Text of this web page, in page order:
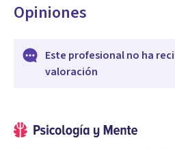
Opiniones
Este profesional no ha
valoración